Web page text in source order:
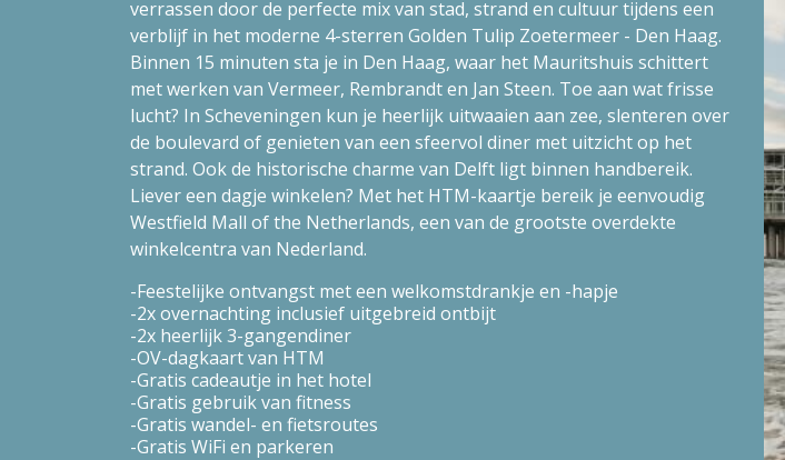
verrassen door de perfecte mix van stad, strand en cultuur tijdens een
verblijf in het moderne 4-sterren Golden Tulip Zoetermeer - Den Haag.
Binnen 15 minuten sta je in Den Haag, waar het Mauritshuis schittert
met werken van Vermeer, Rembrandt en Jan Steen. Toe aan wat frisse
lucht? In Scheveningen kun je heerlijk uitwaaien aan zee, slenteren over
de boulevard of genieten van een sfeervol diner met uitzicht op het
strand. Ook de historische charme van Delft ligt binnen handbereik.
Liever een dagje winkelen? Met het HTM-kaartje bereik je eenvoudig
Westfield Mall of the Netherlands, een van de grootste overdekte
winkelcentra van Nederland.
Feestelijke ontvangst met een welkomstdrankje en -hapje
2x overnachting inclusief uitgebreid ontbijt
2x heerlijk 3-gangendiner
OV-dagkaart van HTM
Gratis cadeautje in het hotel
Gratis gebruik van fitness
Gratis wandel- en fietsroutes
Gratis WiFi en parkeren